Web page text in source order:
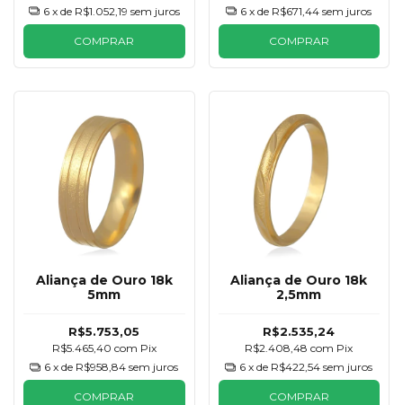
6 x de R$1.052,19 sem juros
COMPRAR
6 x de R$671,44 sem juros
COMPRAR
Aliança de Ouro 18k
5mm
R$5.753,05
R$5.465,40 com Pix
6 x de R$958,84 sem juros
COMPRAR
Aliança de Ouro 18k
2,5mm
R$2.535,24
R$2.408,48com Pix
6 x de R$422,54 sem juros
COMPRAR